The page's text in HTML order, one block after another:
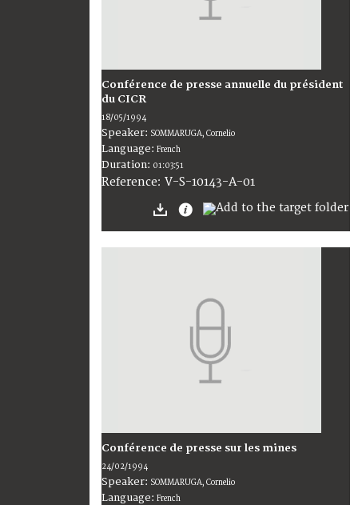
Conférence de presse annuelle du président
du CICR
18/05/1994
Speaker: SOMMARUGA, Cornelio
Language: French
Duration: 01:03:51
Reference: V-S-10143-A-01
Conférence de presse sur les mines
24/02/1994
Speaker: SOMMARUGA, Cornelio
Language: French